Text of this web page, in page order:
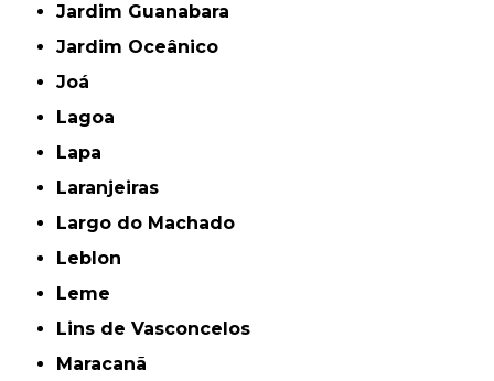
Jardim Guanabara
Jardim Oceânico
Joá
Lagoa
Lapa
Laranjeiras
Largo do Machado
Leblon
Leme
Lins de Vasconcelos
Maracanã